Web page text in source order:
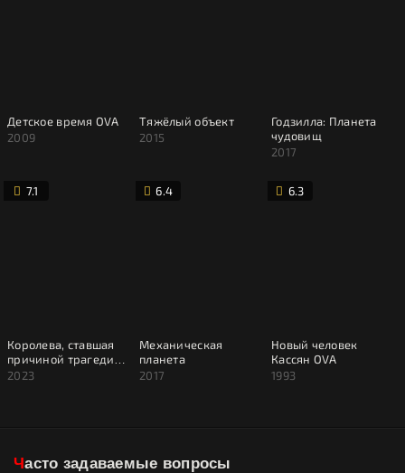
Детское время OVA
2009
Тяжёлый объект
2015
Годзилла: Планета
чудовищ
2017
7.1
Королева, ставшая
причиной трагедии,
сделает для народа
2023
6.4
Механическая
планета
2017
6.3
Новый человек
Кассян OVA
1993
Часто задаваемые вопросы